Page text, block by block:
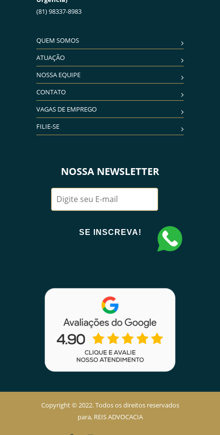
(81) 98337-8983
QUEM SOMOS
ATUAÇÃO
NOSSA EQUIPE
CONTATO
VAGAS DE EMPREGO
FILIE-SE
NOSSA NEWSLETTER
Copyright © 2022. Todos os direitos reservados
para, REIS ADVOCACIA